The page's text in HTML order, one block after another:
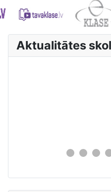
Aktualitātes